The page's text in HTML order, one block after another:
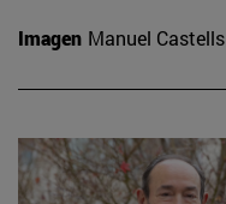
Imagen Manuel Castells